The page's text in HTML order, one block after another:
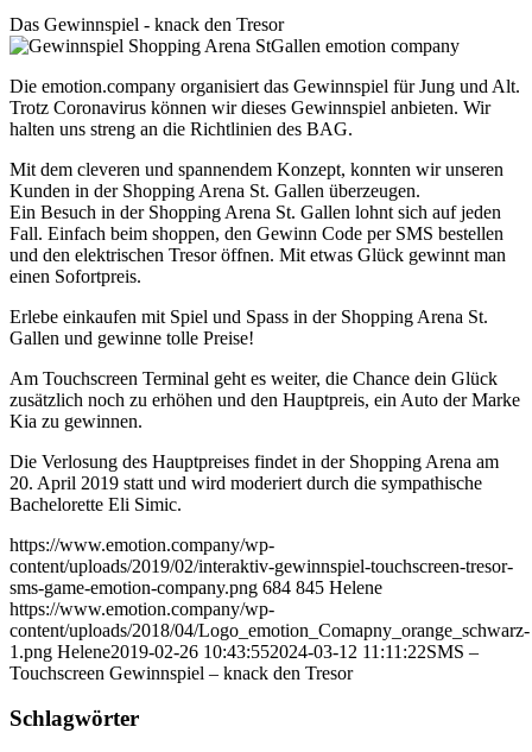
Das Gewinnspiel - knack den Tresor
Die emotion.company organisiert das Gewinnspiel für Jung und Alt.
Trotz Coronavirus können wir dieses Gewinnspiel anbieten. Wir
halten uns streng an die Richtlinien des BAG.
Mit dem cleveren und spannendem Konzept, konnten wir unseren
Kunden in der Shopping Arena St. Gallen überzeugen.
Ein Besuch in der Shopping Arena St. Gallen lohnt sich auf jeden
Fall. Einfach beim shoppen, den Gewinn Code per SMS bestellen
und den elektrischen Tresor öffnen. Mit etwas Glück gewinnt man
einen Sofortpreis.
Erlebe einkaufen mit Spiel und Spass in der Shopping Arena St.
Gallen und gewinne tolle Preise!
Am Touchscreen Terminal geht es weiter, die Chance dein Glück
zusätzlich noch zu erhöhen und den Hauptpreis, ein Auto der Marke
Kia zu gewinnen.
Die Verlosung des Hauptpreises findet in der Shopping Arena am
20. April 2019 statt und wird moderiert durch die sympathische
Bachelorette Eli Simic.
https://www.emotion.company/wp-
content/uploads/2019/02/interaktiv-gewinnspiel-touchscreen-tresor-
sms-game-emotion-company.png 684 845 Helene
https://www.emotion.company/wp-
content/uploads/2018/04/Logo_emotion_Comapny_orange_schwarz-
1.png Helene2019-02-26 10:43:552024-03-12 11:11:22SMS –
Touchscreen Gewinnspiel – knack den Tresor
Schlagwörter